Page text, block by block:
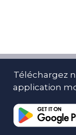
Téléchargez
application